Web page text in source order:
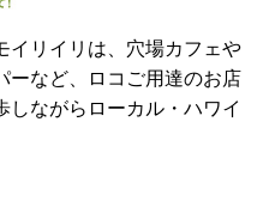
リイリは、穴場カフェや
ーなど、ロコご用達のお店
しながらローカル・ハワイ